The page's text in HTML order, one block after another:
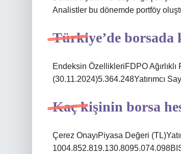
Analistler bu dönemde portföy
Türkiye’de borsada
Endeksin ÖzellikleriFDPO Ağırlıklı
(30.11.2024)5.364.248Yatırımcı
Kaç kişinin borsa
Çerez OnayıPiyasa Değeri